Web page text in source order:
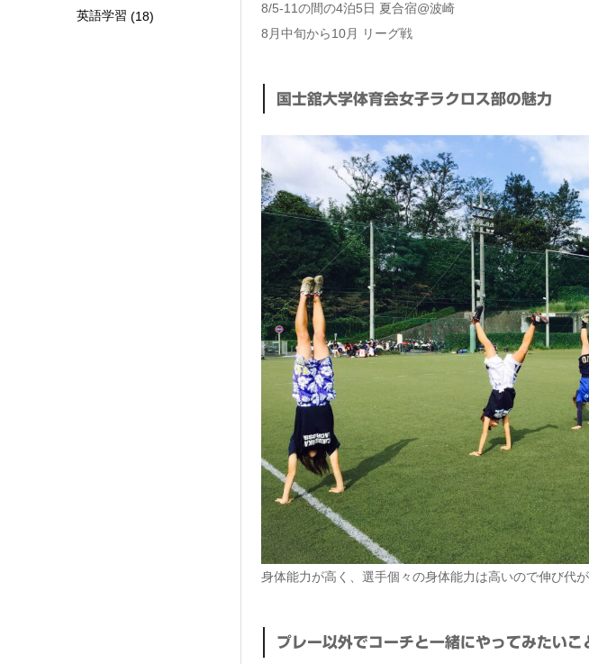
8/5-11の間の4泊5日 夏合宿@波崎
8月中旬から10月 リーグ戦
国士舘大学体育会女子ラクロス部の魅力
身体能力が高く、選手個々の身体能力は高いので伸び代が
プレー以外でコーチと一緒にやってみたいこ
英語学習 (18)